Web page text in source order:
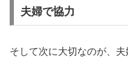
夫婦で協力
そして次に大切なのが、夫